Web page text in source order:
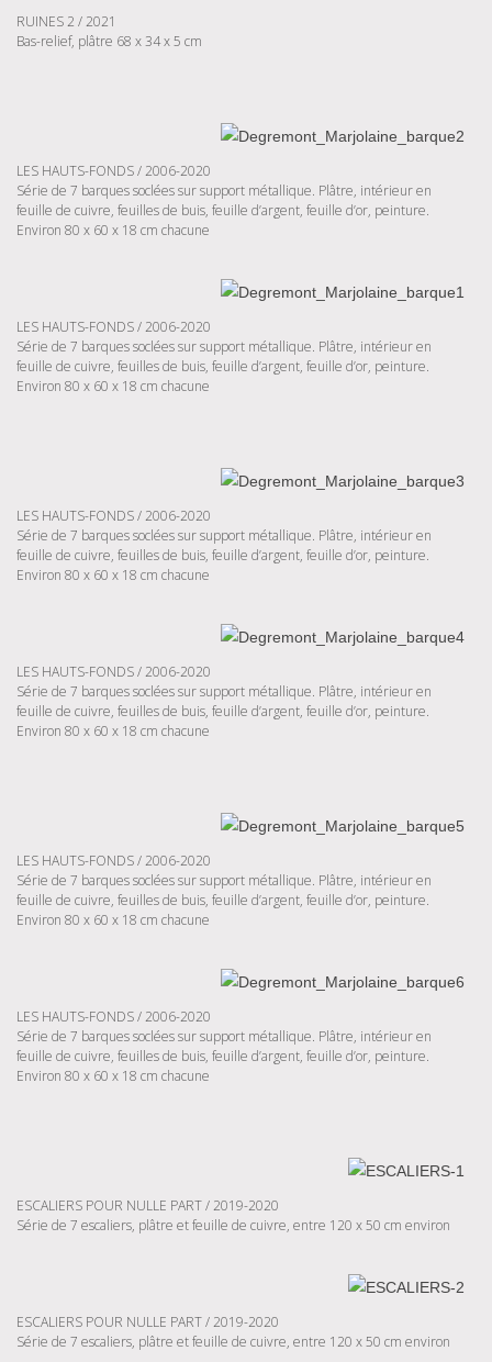
RUINES 2 / 2021
Bas-relief, plâtre 68 x 34 x 5 cm
LES HAUTS-FONDS / 2006-2020
Série de 7 barques soclées sur support métallique. Plâtre, intérieur en
feuille de cuivre, feuilles de buis, feuille d’argent, feuille d’or, peinture.
Environ 80 x 60 x 18 cm chacune
LES HAUTS-FONDS / 2006-2020
Série de 7 barques soclées sur support métallique. Plâtre, intérieur en
feuille de cuivre, feuilles de buis, feuille d’argent, feuille d’or, peinture.
Environ 80 x 60 x 18 cm chacune
LES HAUTS-FONDS / 2006-2020
Série de 7 barques soclées sur support métallique. Plâtre, intérieur en
feuille de cuivre, feuilles de buis, feuille d’argent, feuille d’or, peinture.
Environ 80 x 60 x 18 cm chacune
LES HAUTS-FONDS / 2006-2020
Série de 7 barques soclées sur support métallique. Plâtre, intérieur en
feuille de cuivre, feuilles de buis, feuille d’argent, feuille d’or, peinture.
Environ 80 x 60 x 18 cm chacune
LES HAUTS-FONDS / 2006-2020
Série de 7 barques soclées sur support métallique. Plâtre, intérieur en
feuille de cuivre, feuilles de buis, feuille d’argent, feuille d’or, peinture.
Environ 80 x 60 x 18 cm chacune
LES HAUTS-FONDS / 2006-2020
Série de 7 barques soclées sur support métallique. Plâtre, intérieur en
feuille de cuivre, feuilles de buis, feuille d’argent, feuille d’or, peinture.
Environ 80 x 60 x 18 cm chacune
ESCALIERS POUR NULLE PART / 2019-2020
Série de 7 escaliers, plâtre et feuille de cuivre, entre 120 x 50 cm environ
ESCALIERS POUR NULLE PART / 2019-2020
Série de 7 escaliers, plâtre et feuille de cuivre, entre 120 x 50 cm environ